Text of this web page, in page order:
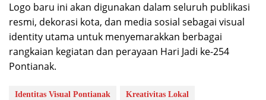
Logo baru ini akan digunakan dalam seluruh publikasi
resmi, dekorasi kota, dan media sosial sebagai visual
identity utama untuk menyemarakkan berbagai
rangkaian kegiatan dan perayaan Hari Jadi ke-254
Pontianak.
Identitas Visual Pontianak Kreativitas Lokal